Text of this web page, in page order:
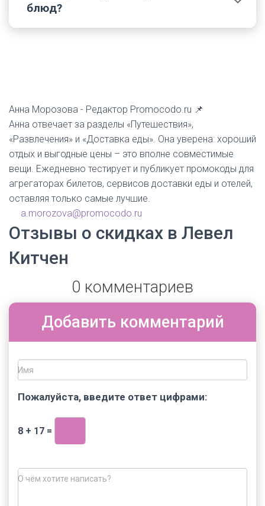
курьера.
блюд?
Анна Морозова - Редактор Promocodo.ru 📌
Анна отвечает за разделы «Путешествия»,
«Развлечения» и «Доставка еды». Она уверена: хороший
отдых и выгодные цены – это вполне совместимые
вещи. Ежедневно тестирует и публикует промокоды для
агрегаторах билетов, сервисов доставки еды и отелей,
оставляя только самые лучшие.
a.morozova@promocodo.ru
Отзывы о скидках в Левел
Китчен
0 комментариев
Добавить комментарий
Имя
Пожалуйста, введите ответ цифрами:
8 + 17 =
О чём хотите написать?